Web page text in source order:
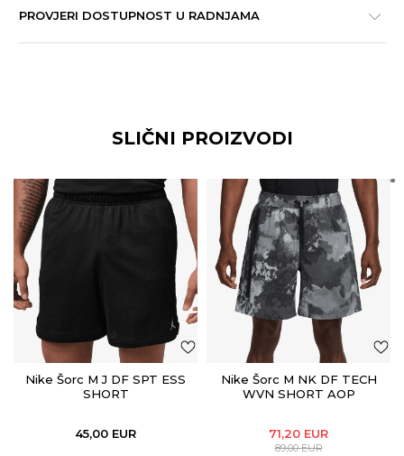
PROVJERI DOSTUPNOST U RADNJAMA
SLIČNI PROIZVODI
Nike Šorc M J DF SPT ESS
SHORT
45,00 EUR
Nike Šorc M NK DF TECH
WVN SHORT AOP
71,20 EUR
89,00EUR